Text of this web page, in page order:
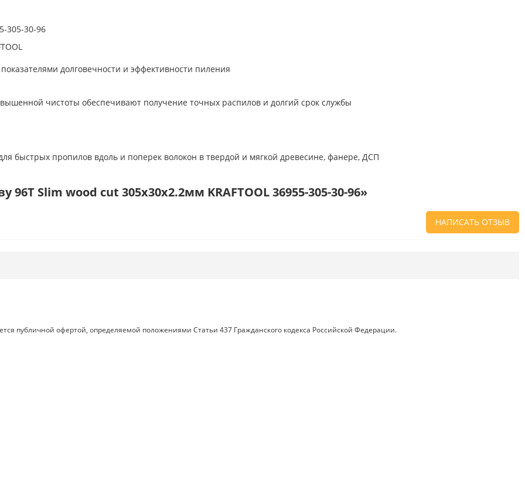
305-30-96
долговечности и эффективности пиления
чистоты обеспечивают получение точных распилов и долгий срок службы
быстрых пропилов вдоль и поперек волокон в твердой и мягкой древесине, фанере, ДСП
Slim wood cut 305х30x2.2мм KRAFTOOL 36955-305-30-96»
НАПИСАТЬ ОТЗЫВ
Доставка
публичной офертой, определяемой положениями Статьи 437 Гражданского кодекса Российской Федерации.